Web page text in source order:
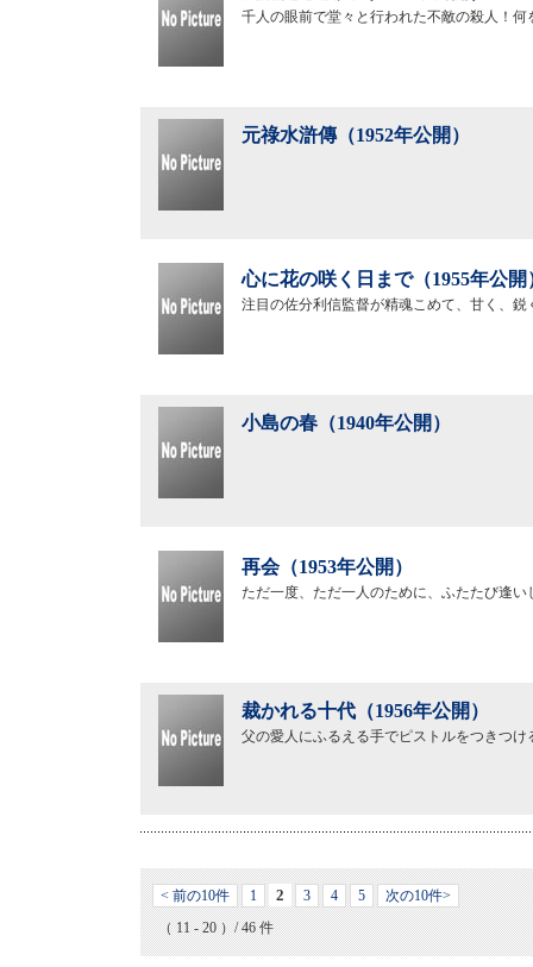
千人の眼前で堂々と行われた不敵の殺人！
元祿水滸傳（1952年公開）
心に花の咲く日まで（1955年公開
注目の佐分利信監督が精魂こめて、甘く、
小島の春（1940年公開）
再会（1953年公開）
ただ一度、ただ一人のために、ふたたび逢
裁かれる十代（1956年公開）
父の愛人にふるえる手でピストルをつきつ
< 前の10件 1 2 3 4 5
次の10件>
（ 11 - 20 ）/ 46 件